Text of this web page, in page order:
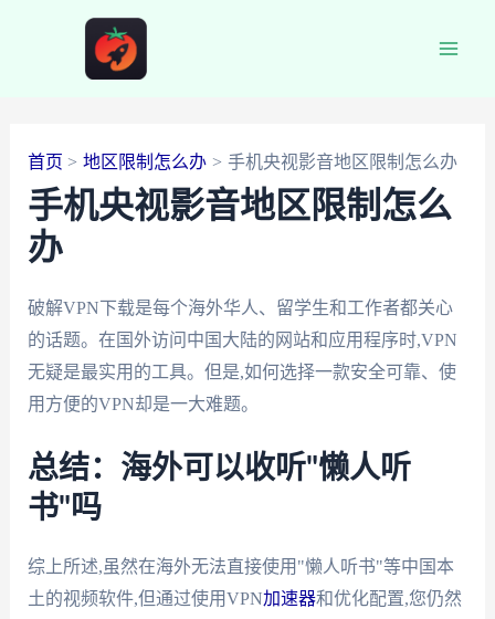
首页 地区限制怎么办 手机央视影音地区限制怎么办
手机央视影音地区限制怎么
办
破解VPN下载是每个海外华人、留学生和工作者都关心
的话题。在国外访问中国大陆的网站和应用程序时,VPN
无疑是最实用的工具。但是,如何选择一款安全可靠、使
用方便的VPN却是一大难题。
总结：海外可以收听"懒人听
书"吗
综上所述,虽然在海外无法直接使用"懒人听书"等中国本
土的视频软件,但通过使用VPN加速器和优化配置,您仍然